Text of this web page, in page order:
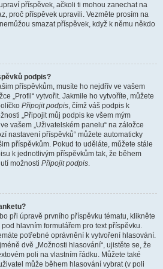
příspěvek, ačkoli ti mohou zanechat na
proč příspěvek upravili. Vezměte prosím na
smazat příspěvek, když k němu někdo
podpis?
příspěvkům, musíte ho nejdřív ve vašem
„Profil“ vytvořit. Jakmile ho vytvoříte, můžete
Připojit podpis, čímž váš podpis k
„Připojit můj podpis ke všem mým
vašem „Uživatelském panelu“ na záložce
nastavení příspěvků“ můžete automaticky
příspěvkům. Pokud to uděláte, můžete stále
k jednotlivým příspěvkům tak, že během
možnosti Připojit podpis.
při úpravě prvního příspěvku tématu, klikněte
hlavním formulářem pro text příspěvku.
potřebné oprávnění k vytvoření hlasování.
dvě „Možnosti hlasování“, ujistěte se, že
poli na vlastním řádku. Můžete také
může během hlasování vybrat (v poli